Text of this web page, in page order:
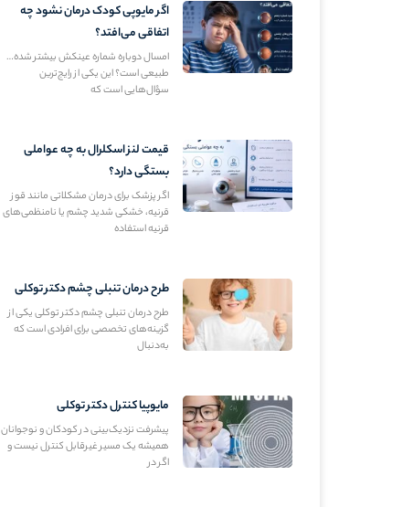
اگر مایوپی کودک درمان نشود چه
اتفاقی می‌افتد؟
امسال دوباره شماره عینکش بیشتر شده…
طبیعی است؟ این یکی از رایج‌ترین
سؤال‌هایی است که
قیمت لنز اسکلرال به چه عواملی
بستگی دارد؟
اگر پزشک برای درمان مشکلاتی مانند قوز
قرنیه، خشکی شدید چشم یا نامنظمی‌های
قرنیه استفاده
طرح درمان تنبلی چشم دکتر توکلی
طرح درمان تنبلی چشم دکتر توکلی یکی از
گزینه‌های تخصصی برای افرادی است که
به‌دنبال
مایوپیا کنترل دکتر توکلی
پیشرفت نزدیک‌بینی در کودکان و نوجوانان
همیشه یک مسیر غیرقابل کنترل نیست و
اگر در